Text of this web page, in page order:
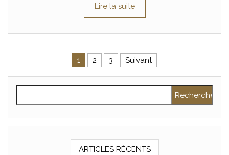
Lire la suite
Pagination des publications
1 2 3 Suivant
ARTICLES RÉCENTS